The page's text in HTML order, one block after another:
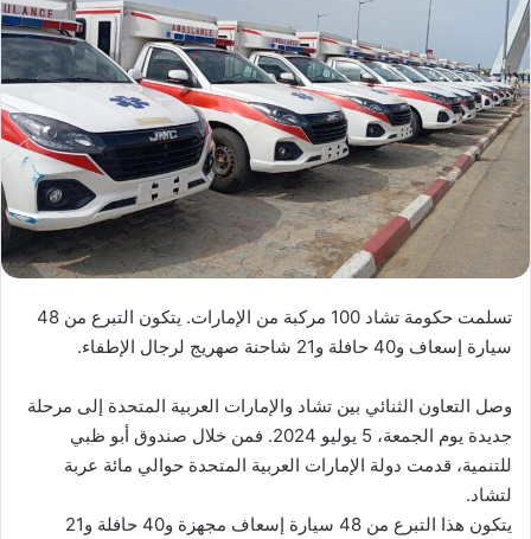
تسلمت حكومة تشاد 100 مركبة من الإمارات. يتكون التبرع من 48
سيارة إسعاف و40 حافلة و21 شاحنة صهريج لرجال الإطفاء.
وصل التعاون الثنائي بين تشاد والإمارات العربية المتحدة إلى مرحلة
جديدة يوم الجمعة، 5 يوليو 2024. فمن خلال صندوق أبو ظبي
للتنمية، قدمت دولة الإمارات العربية المتحدة حوالي مائة عربة
لتشاد.
يتكون هذا التبرع من 48 سيارة إسعاف مجهزة و40 حافلة و21